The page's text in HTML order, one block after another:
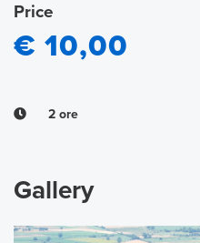
Price
€ 10,00
2 ore
Gallery